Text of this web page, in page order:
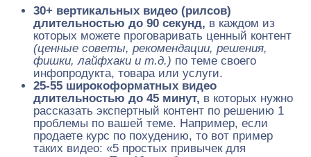
30+ вертикальных видео (рилсов)
длительностью до 90 секунд, в каждом из
которых можете проговаривать ценный контент
(ценные советы, рекомендации, решения,
фишки, лайфхаки и т.д.) по теме своего
инфопродукта, товара или услуги.
25-55 широкоформатных видео
длительностью до 45 минут, в которых нужно
рассказать экспертный контент по решению 1
проблемы по вашей теме. Например, если
продаете курс по похудению, то вот пример
таких видео: «5 простых привычек для